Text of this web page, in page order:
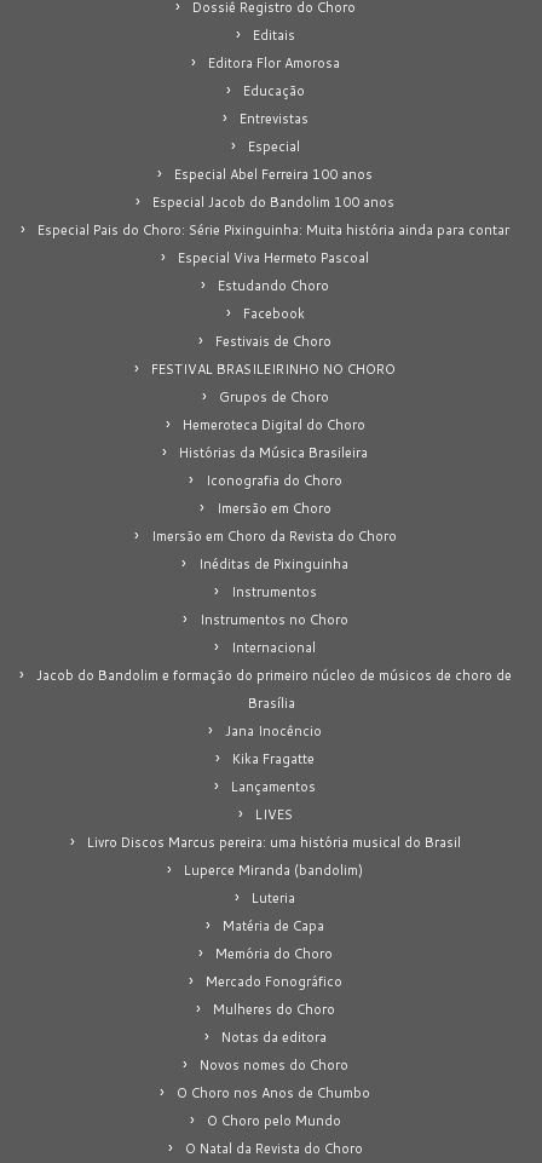
Dossiê Registro do Choro
Editais
Editora Flor Amorosa
Educação
Entrevistas
Especial
Especial Abel Ferreira 100 anos
Especial Jacob do Bandolim 100 anos
Especial Pais do Choro: Série Pixinguinha: Muita história ainda para contar
Especial Viva Hermeto Pascoal
Estudando Choro
Facebook
Festivais de Choro
FESTIVAL BRASILEIRINHO NO CHORO
Grupos de Choro
Hemeroteca Digital do Choro
Histórias da Música Brasileira
Iconografia do Choro
Imersão em Choro
Imersão em Choro da Revista do Choro
Inéditas de Pixinguinha
Instrumentos
Instrumentos no Choro
Internacional
Jacob do Bandolim e formação do primeiro núcleo de músicos de choro de
Brasília
Jana Inocêncio
Kika Fragatte
Lançamentos
LIVES
Livro Discos Marcus pereira: uma história musical do Brasil
Luperce Miranda (bandolim)
Luteria
Matéria de Capa
Memória do Choro
Mercado Fonográfico
Mulheres do Choro
Notas da editora
Novos nomes do Choro
O Choro nos Anos de Chumbo
O Choro pelo Mundo
O Natal da Revista do Choro